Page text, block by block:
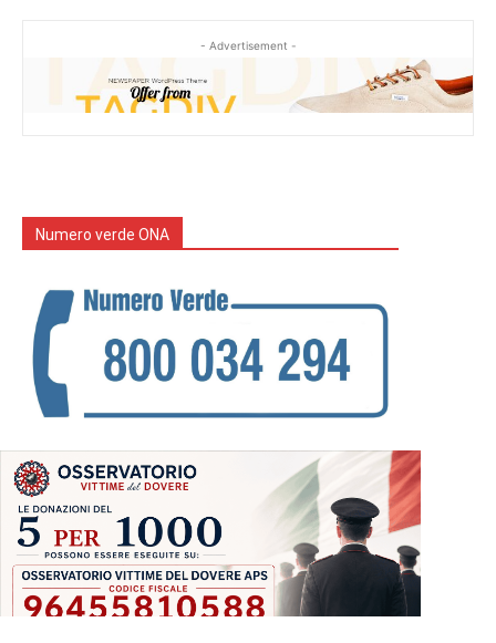
- Advertisement -
Numero verde ONA